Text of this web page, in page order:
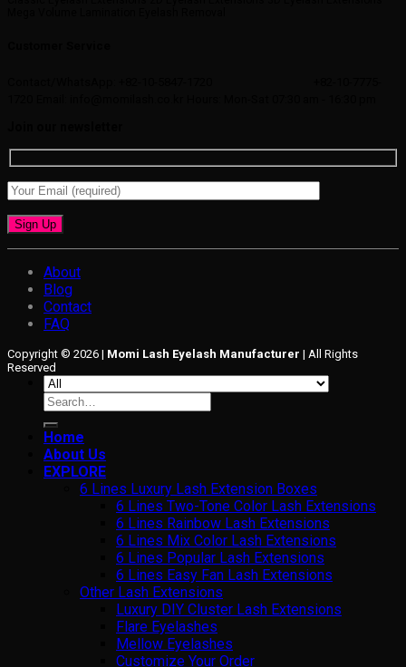
About
Blog
Contact
FAQ
Copyright © 2026 | Momi Lash Eyelash Manufacturer | All Rights
Reserved
Search
for:
Home
About Us
EXPLORE
6 Lines Luxury Lash Extension Boxes
6 Lines Two-Tone Color Lash Extensions
6 Lines Rainbow Lash Extensions
6 Lines Mix Color Lash Extensions
6 Lines Popular Lash Extensions
6 Lines Easy Fan Lash Extensions
Other Lash Extensions
Luxury DIY Cluster Lash Extensions
Flare Eyelashes
Mellow Eyelashes
Customize Your Order